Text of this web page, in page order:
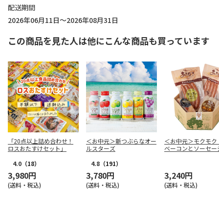
配送期間
2026年06月11日～2026年08月31日
この商品を見た人は他にこんな商品も買っています
「20点以上詰め合わせ！
ロスおたすけセット」
4.0 （18）
3,980円
(送料・税込)
＜お中元＞新つぶらなオー
ルスターズ
4.8 （191）
3,780円
(送料・税込)
＜お中元＞モクモ
ベーコンとソーセー
3,240円
(送料・税込)